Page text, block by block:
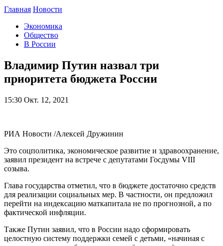
Главная Новости
Экономика
Общество
В России
Владимир Путин назвал три
приоритета бюджета России
15:30 Окт. 12, 2021
РИА Новости /Алексей Дружинин
Это соцполитика, экономическое развитие и здравоохранение,
заявил президент на встрече с депутатами Госдумы VIII
созыва.
Глава государства отметил, что в бюджете достаточно средств
для реализации социальных мер. В частности, он предложил
перейти на индексацию маткапитала не по прогнозной, а по
фактической инфляции.
Также Путин заявил, что в России надо сформировать
целостную систему поддержки семей с детьми, «начиная с